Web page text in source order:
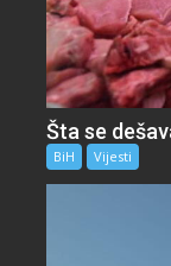
Šta se
BiH Vijesti